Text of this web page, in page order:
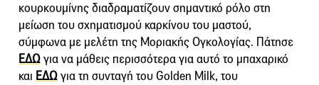
κουρκουμίνης διαδραματίζουν σημαντικό ρόλο στη
μείωση του σχηματισμού καρκίνου του μαστού,
σύμφωνα με μελέτη της Μοριακής Ογκολογίας. Πάτησε
ΕΔΩγια να μάθεις περισσότερα για αυτό το μπαχαρικό
και ΕΔΩγια τη συνταγή του Golden Milk, του